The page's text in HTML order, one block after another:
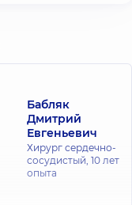
Бабляк
Дмитрий
Евгеньевич
Хирург сердечно-
сосудистый, 10 лет
опыта